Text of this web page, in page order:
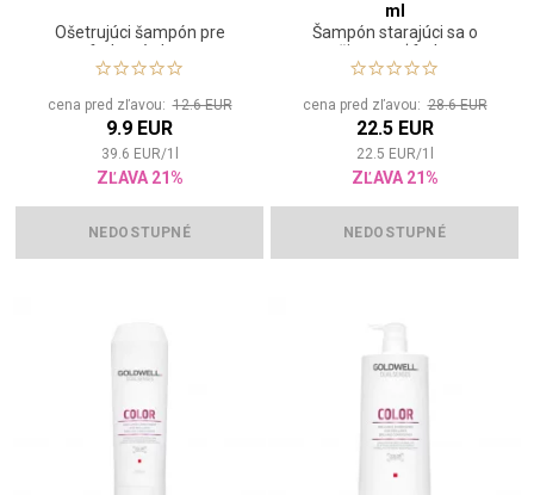
Ošetrujúci šampón pre
farbené vlasy
cena pred zľavou:12.6 EUR
9.9 EUR
39.6 EUR/1
ZĽAVA 21%
NEDOSTUPNÉ
ml
Šampón starajúci sa o
životnosť farby
cena pred zľavou:28.6 EUR
22.5 EUR
22.5 EUR/1
ZĽAVA 21%
NEDOSTUPNÉ